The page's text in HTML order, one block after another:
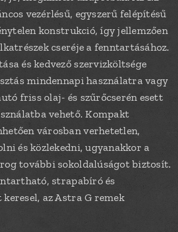
vezérlésű, egyszerű felépítésű
konstrukció, így jellemzően
cseréje a fenntartásához.
és kedvező szervizköltsége
mindennapi használatra vagy
friss olaj- és szűrőcserén esett
vehető. Kompakt
városban verhetetlen,
és közlekedni, ugyanakkor a
további sokoldalúságot biztosít.
strapabíró és
az Astra G remek